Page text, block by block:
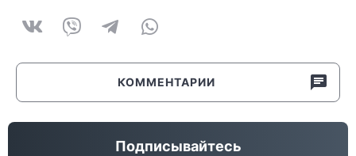
КОММЕНТАРИИ
Подписывайтесь